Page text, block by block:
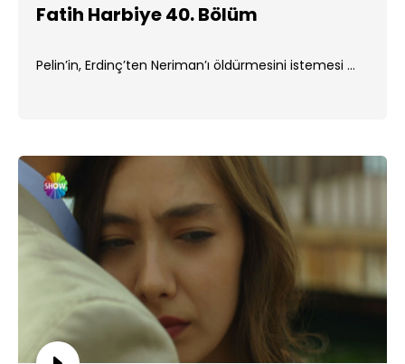
Fatih Harbiye 40. Bölüm
Pelin’in, Erdinç’ten Neriman’ı öldürmesini istemesi ...